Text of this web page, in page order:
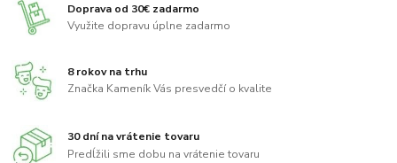
Doprava od 30€ zadarmo
Využite dopravu úplne zadarmo
8 rokov na trhu
Značka Kameník Vás presvedčí o kvalite
30 dní na vrátenie tovaru
Predĺžili sme dobu na vrátenie tovaru